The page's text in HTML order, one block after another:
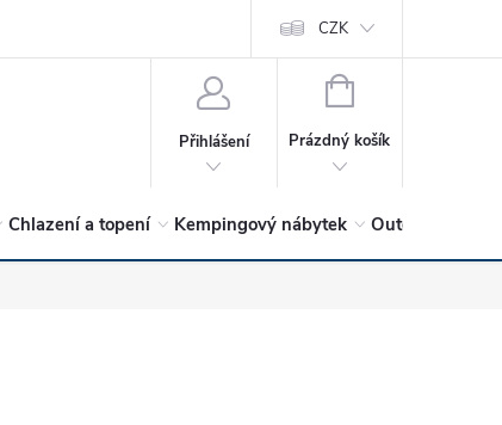
O společnosti Hodnocení obchodu
CZK
Přihlášení
NÁKUPNÍ
Prázdný košík
Chlazení a topení Kempingový nábytek Outdoor a